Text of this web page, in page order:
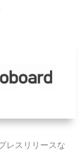
レスリリースな